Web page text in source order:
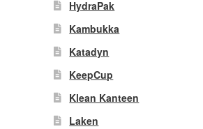
HydraPak
Kambukka
Katadyn
KeepCup
Klean Kanteen
Laken